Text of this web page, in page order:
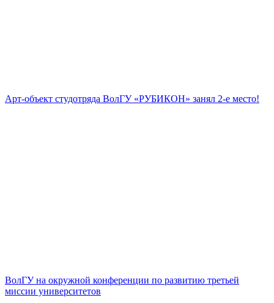
Арт-объект студотряда ВолГУ «РУБИКОН» занял 2-е место!
ВолГУ на окружной конференции по развитию третьей
миссии университетов